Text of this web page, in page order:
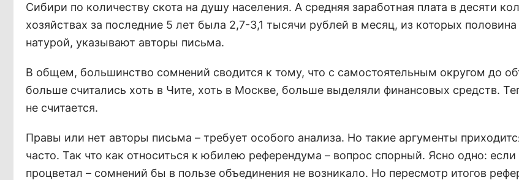
Сибири по количеству скота на душу населения. А средняя заработная плата в десяти
хозяйствах за последние 5 лет была 2,7-3,1 тысячи рублей в месяц, из которых
натурой, указывают авторы письма.
В общем, большинство сомнений сводится к тому, что с самостоятельным округом до
больше считались хоть в Чите, хоть в Москве, больше выделяли финансовых средств.
не считается.
Правы или нет авторы письма – требует особого анализа. Но такие аргументы
часто. Так что как относиться к юбилею референдума – вопрос спорный. Ясно одно:
процветал – сомнений бы в пользе объединения не возникало. Но пересмотр итогов